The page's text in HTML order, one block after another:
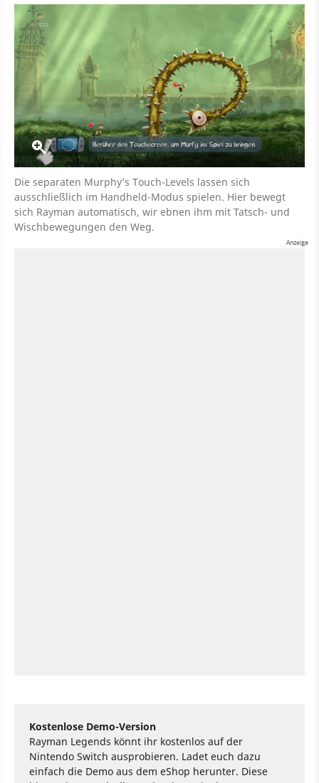
Die separaten Murphy’s Touch-Levels lassen sich
ausschließlich im Handheld-Modus spielen. Hier bewegt
sich Rayman automatisch, wir ebnen ihm mit Tatsch- und
Wischbewegungen den Weg.
Kostenlose Demo-Version
Rayman Legends könnt ihr kostenlos auf der
Nintendo Switch ausprobieren. Ladet euch dazu
einfach die Demo aus dem eShop herunter. Diese